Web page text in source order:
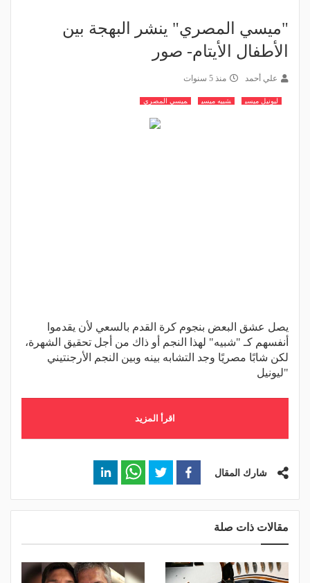
"ميسي المصري" ينشر البهجة بين
الأطفال الأيتام- صور
علي أحمد منذ 5 سنوات
ليونيل ميسي شبيه ميسي ميسي المصري
يصل عشق البعض بنجوم كرة القدم بالسعي لأن يقدموا
أنفسهم كـ "شبيه" لهذا النجم أو ذاك من أجل تحقيق الشهرة،
لكن شابًا مصريًا وجد التشابه بينه وبين النجم الأرجنتيني
"ليونيل
اقرأ المزيد
شارك المقال
مقالات ذات صلة